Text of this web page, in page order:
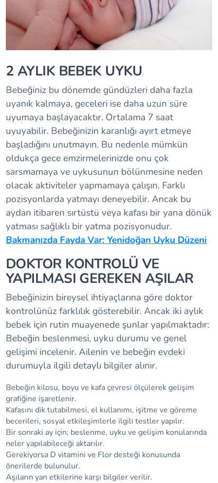
2 AYLIK BEBEK UYKU
Bebeğiniz bu dönemde gündüzleri daha fazla
uyanık kalmaya, geceleri ise daha uzun süre
uyumaya başlayacaktır. Ortalama 7 saat
uyuyabilir. Bebeğinizin karanlığı ayırt etmeye
başladığını unutmayın. Bu nedenle mümkün
oldukça gece emzirmelerinizde onu çok
sarsmamaya ve uykusunun bölünmesine neden
olacak aktiviteler yapmamaya çalışın. Farklı
pozisyonlarda yatmayı deneyebilir. Ancak bu
aydan itibaren sırtüstü veya kafası bir yana dönük
yatması sağlıklı bir yatma pozisyonudur.
Bakmanızda Fayda Var: Yenidoğan Uyku Düzeni
DOKTOR KONTROLÜ VE
YAPILMASI GEREKEN AŞILAR
Bebeğinizin bireysel ihtiyaçlarına göre doktor
kontrolünüz farklılık gösterebilir. Ancak iki aylık
bebek için rutin muayenede şunlar yapılmaktadır:
Bebeğin beslenmesi, uyku durumu ve genel
gelişimi incelenir. Ailenin ve bebeğin evdeki
durumuyla ilgili detaylı bilgiler alınır.
Bebeğin kilosu, boyu ve kafa çevresi ölçülerek gelişim
grafiğine işaretlenir.
Kafasını dik tutabilmesi, el kullanımı, işitme ve göreme
becerileri, sosyal etkileşimlerle ilgili testler yapılır.
Bir sonraki ay için; beslenme, uyku ve gelişim konularında
neler yapılabileceği aktarılır.
Gerekiyorsa D vitamini ve Flor desteği konusunda
önerilerde bulunulur.
Aşıların yan etkilerine karşı bilgiler verilir.